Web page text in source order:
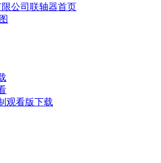
观看版下载